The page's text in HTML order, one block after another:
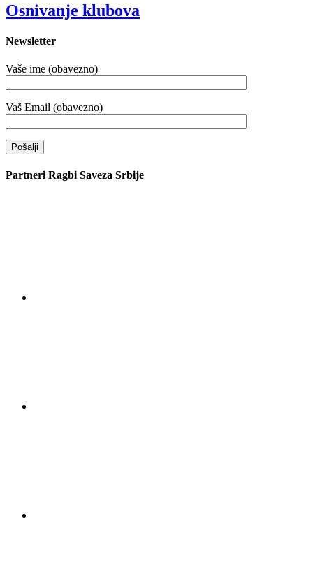
Osnivanje klubova
Newsletter
Vaše ime (obavezno)
Vaš Email (obavezno)
Partneri Ragbi Saveza Srbije